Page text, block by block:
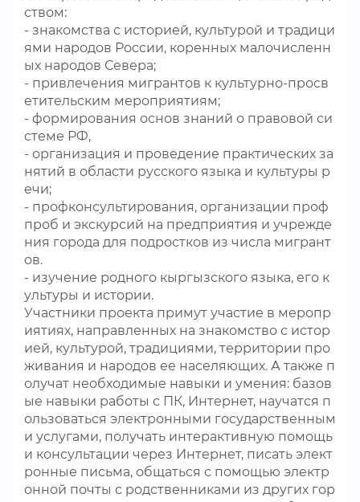
ством:
- знакомства с историей, культурой и традици
ями народов России, коренных малочисленн
ых народов Севера;
- привлечения мигрантов к культурно-просв
етительским мероприятиям;
- формирования основ знаний о правовой си
стеме РФ,
- организация и проведение практических за
нятий в области русского языка и культуры р
ечи;
- профконсультирования, организации проф
проб и экскурсий на предприятия и учрежде
ния города для подростков из числа мигрант
ов.
- изучение родного кыргызского языка, его к
ультуры и истории.
Участники проекта примут участие в меропр
иятиях, направленных на знакомство с истор
ией, культурой, традициями, территории про
живания и народов ее населяющих. А также п
олучат необходимые навыки и умения: базов
ые навыки работы с ПК, Интернет, научатся п
ользоваться электронными государственным
и услугами, получать интерактивную помощь
и консультации через Интернет, писать элект
ронные письма, общаться с помощью электр
онной почты с родственниками из других гор